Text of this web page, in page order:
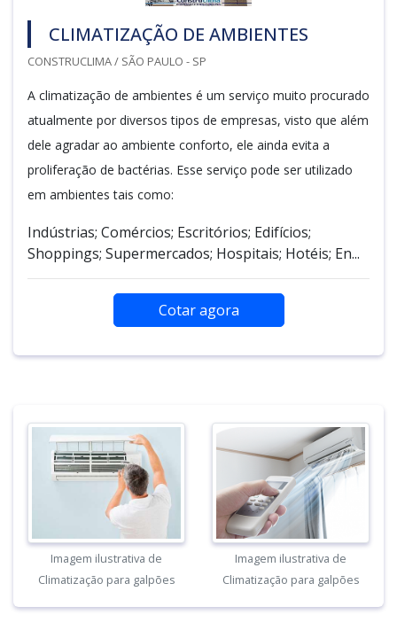
CLIMATIZAÇÃO DE AMBIENTES
CONSTRUCLIMA / SÃO PAULO - SP
A climatização de ambientes é um serviço muito procurado
atualmente por diversos tipos de empresas, visto que além
dele agradar ao ambiente conforto, ele ainda evita a
proliferação de bactérias. Esse serviço pode ser utilizado
em ambientes tais como:
Indústrias; Comércios; Escritórios; Edifícios;
Shoppings; Supermercados; Hospitais; Hotéis; En...
Cotar agora
Imagem ilustrativa de
Climatização para galpões
Imagem ilustrativa de
Climatização para galpões